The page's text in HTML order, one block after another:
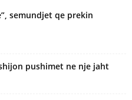
semundjet qe prekin
pushimet ne nje jaht